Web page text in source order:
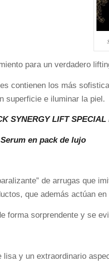
para un verdadero
contienen los más
superficie e iluminar la piel.
SYNERGY LIFT SPECIAL
en pack de lujo
de arrugas que
que además actúan
forma sorprendente y se
lisa y un extraordinario